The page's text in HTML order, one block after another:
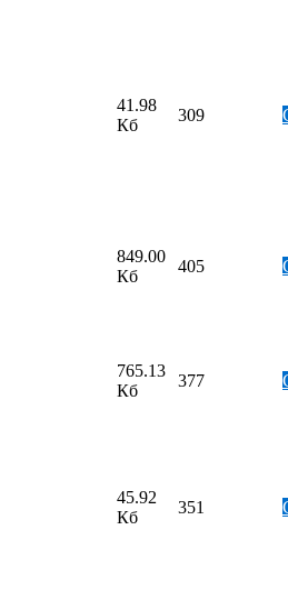
41.98
Кб
309
849.00
Кб
405
765.13
Кб
377
45.92
Кб
351